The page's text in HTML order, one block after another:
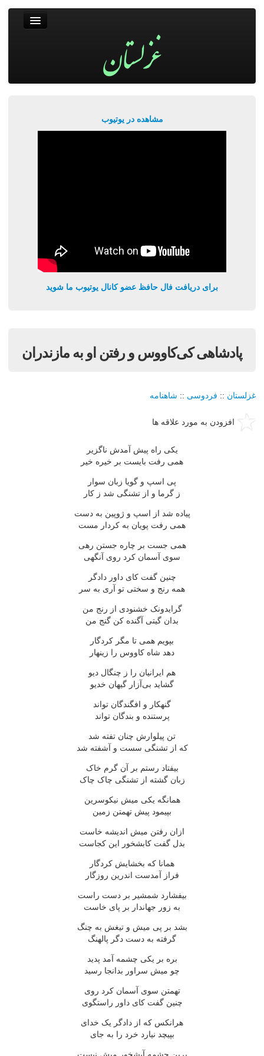
مشاهده در یوتیوب
برای دریافت فال حافظ عضو کانال یوتیوب ما شوید
پادشاهی کی‌کاووس و رفتن او به مازندران
غزلستان :: فردوسی :: شاهنامه
افزودن به مورد علاقه ها
یکی راه پیش آمدش ناگزیر
همی رفت بایست بر خیره خیر
پی اسپ و گویا زبان سوار
ز گرما و از تشنگی شد ز کار
پیاده شد از اسپ و ژوپین به دست
همی رفت پویان به کردار مست
همی جست بر چاره جستن رهی
سوی آسمان کرد روی آنگهی
چنین گفت کای داور دادگر
همه رنج و سختی تو آری به سر
گرایدونک خشنودی از رنج من
بدان گیتی آگنده کن گنج من
بپویم همی تا مگر کردگار
دهد شاه کاووس را زینهار
هم ایرانیان را ز چنگال دیو
گشاید بی‌آزار گیهان خدیو
گنهکار و افگندگان تواند
پرستنده و بندگان تواند
تن پیلوارش چنان تفته شد
که از تشنگی سست و آشفته شد
بیفتاد رستم بر آن گرم خاک
زبان گشته از تشنگی چاک چاک
همانگه یکی میش نیکوسرین
بپیمود پیش تهمتن زمین
ازان رفتن میش اندیشه خاست
بدل گفت کابشخور این کجاست
همانا که بخشایش کردگار
فراز آمدست اندرین روزگار
بیفشارد شمشیر بر دست راست
به زور جهاندار بر پای خاست
بشد بر پی میش و تیغش به چنگ
گرفته به دست دگر پالهنگ
بره بر یکی چشمه آمد پدید
چو میش سراور بدانجا رسید
تهمتن سوی آسمان کرد روی
چنین گفت کای داور راستگوی
هرانکس که از دادگر یک خدای
بپیچد نیارد خرد را به جای